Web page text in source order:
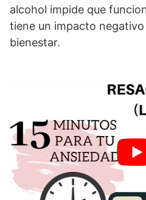
alcohol impide que
tiene un impacto
bienestar.